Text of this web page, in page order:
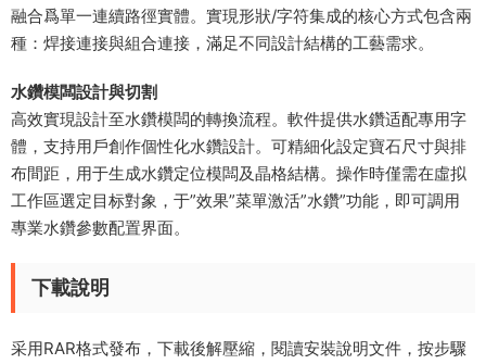
融合爲單一連續路徑實體。實現形狀/字符集成的核心方式包含兩
種：焊接連接與組合連接，滿足不同設計結構的工藝需求。
​水鑽模闆設計與切割​
高效實現設計至水鑽模闆的轉換流程。軟件提供水鑽适配專用字
體，支持用戶創作個性化水鑽設計。可精細化設定寶石尺寸與排
布間距，用于生成水鑽定位模闆及晶格結構。操作時僅需在虛拟
工作區選定目标對象，于”效果”菜單激活”水鑽”功能，即可調用
專業水鑽參數配置界面。
下載說明
采用RAR格式發布，下載後解壓縮，閱讀安裝說明文件，按步驟